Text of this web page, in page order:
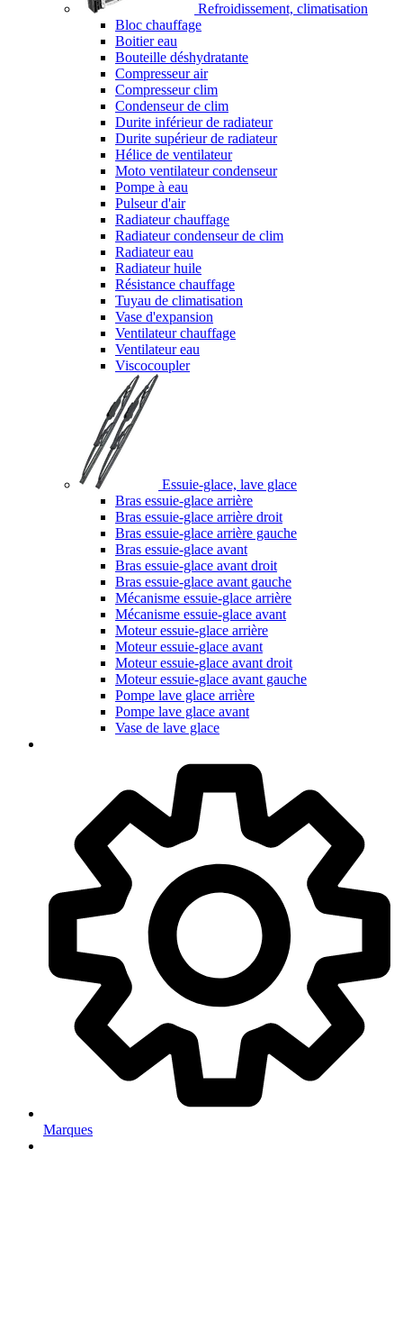
Refroidissement, climatisation
Bloc chauffage
Boitier eau
Bouteille déshydratante
Compresseur air
Compresseur clim
Condenseur de clim
Durite inférieur de radiateur
Durite supérieur de radiateur
Hélice de ventilateur
Moto ventilateur condenseur
Pompe à eau
Pulseur d'air
Radiateur chauffage
Radiateur condenseur de clim
Radiateur eau
Radiateur huile
Résistance chauffage
Tuyau de climatisation
Vase d'expansion
Ventilateur chauffage
Ventilateur eau
Viscocoupler
Essuie-glace, lave glace
Bras essuie-glace arrière
Bras essuie-glace arrière droit
Bras essuie-glace arrière gauche
Bras essuie-glace avant
Bras essuie-glace avant droit
Bras essuie-glace avant gauche
Mécanisme essuie-glace arrière
Mécanisme essuie-glace avant
Moteur essuie-glace arrière
Moteur essuie-glace avant
Moteur essuie-glace avant droit
Moteur essuie-glace avant gauche
Pompe lave glace arrière
Pompe lave glace avant
Vase de lave glace
Marques